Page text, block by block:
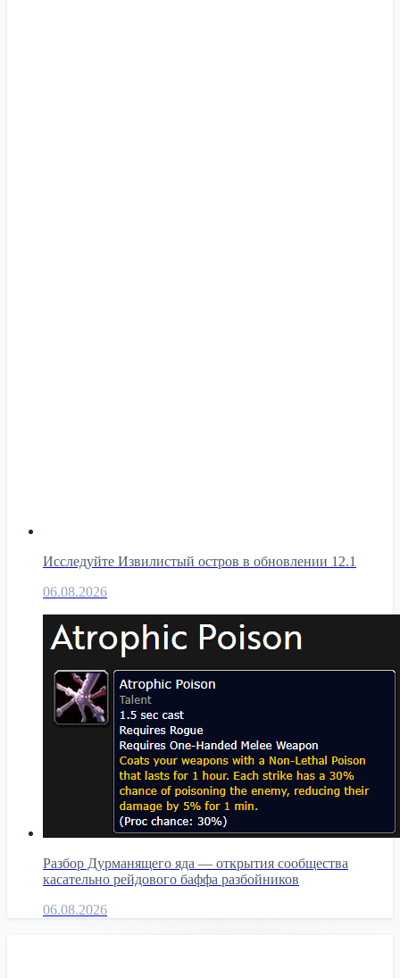
Исследуйте Извилистый остров в обновлении 12.1
06.08.2026
Разбор Дурманящего яда — открытия сообщества
касательно рейдового баффа разбойников
06.08.2026